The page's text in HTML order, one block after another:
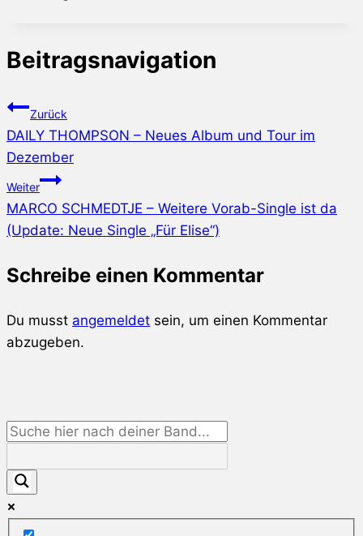
Beitragsnavigation
Zurück
DAILY THOMPSON – Neues Album und Tour im
Dezember
Weiter
MARCO SCHMEDTJE – Weitere Vorab-Single ist da
(Update: Neue Single „Für Elise“)
Schreibe einen Kommentar
Du musst angemeldet sein, um einen Kommentar
abzugeben.